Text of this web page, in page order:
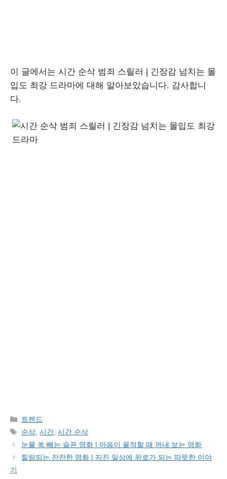
이 글에서는 시간 순삭 범죄 스릴러 | 긴장감 넘치는 몰
입도 최강 드라마에 대해 알아보았습니다. 감사합니
다.
Categories
트렌드
Tags
순삭 ,시간 ,시간 순삭
눈물 쏙 빼는 슬픈 영화 | 마음이 울적할 때 꺼내 보는 영화
힐링되는 잔잔한 영화 | 지친 일상에 위로가 되는 따뜻한 이야
기